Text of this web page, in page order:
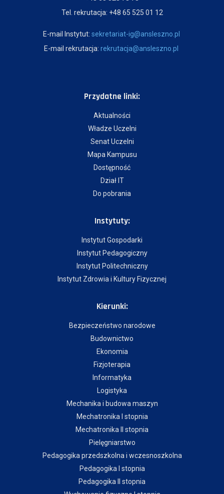
Tel. rekrutacja: +48 65 525 01 12
E-mail Instytut: sekretariat-ig@ansleszno.pl
E-mail rekrutacja: rekrutacja@ansleszno.pl
Przydatne linki:
Aktualności
Władze Uczelni
Senat Uczelni
Mapa Kampusu
Dostępność
Dział IT
Do pobrania
Instytuty:
Instytut Gospodarki
Instytut Pedagogiczny
Instytut Politechniczny
Instytut Zdrowia i Kultury Fizycznej
Kierunki:
Bezpieczeństwo narodowe
Budownictwo
Ekonomia
Fizjoterapia
Informatyka
Logistyka
Mechanika i budowa maszyn
Mechatronika I stopnia
Mechatronika II stopnia
Pielęgniarstwo
Pedagogika przedszkolna i wczesnoszkolna
Pedagogika I stopnia
Pedagogika II stopnia